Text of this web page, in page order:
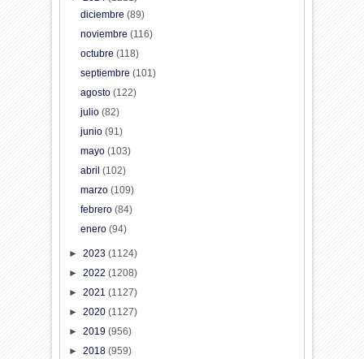
diciembre (89)
noviembre (116)
octubre (118)
septiembre (101)
agosto (122)
julio (82)
junio (91)
mayo (103)
abril (102)
marzo (109)
febrero (84)
enero (94)
►2023(1124)
►2022(1208)
►2021(1127)
►2020(1127)
►2019(956)
►2018(959)